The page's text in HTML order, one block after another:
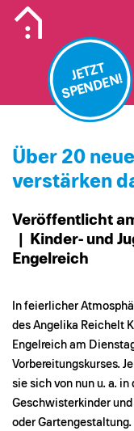
JETZT
SPENDEN!
Über 20
verstärken
Veröffentlicht
| Kinder- und
Engelreich
In feierlicher
des Angelika Reichelt
Engelreich am
Vorbereitungskurses.
sie sich von nun u. a.
Geschwisterkinder
oder Gartengestaltung.
Mobiles Logo Mission